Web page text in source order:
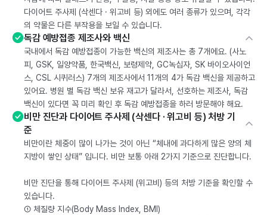
다이어트 주사제 (삭센다 · 위고비 등) 외에도 여러 종류가 있으며, 각각
의 약물은 다른 부작용을 보일 수 있습니다.
독감 예방접종 제조사와 백신
국내에서 독감 예방접종이 가능한 백신의 제조사는 총 7개에요. (사노
피, GSK, 일양약품, 한국백신, 보령제약, GC녹십자, SK 바이오사이언
스, CSL 시퀴러스) 7개의 제조사에서 11개의 4가 독감 백신을 제공하고
있어요. 병원 별 독감 백신 보유 재고가 달라서, 선호하는 제조사, 독감
백신이 있다면 꼭 미리 확인 후 독감 예방접종을 하러 방문해야 해요.
비만 진단과 다이어트 주사제 (삭센다 · 위고비 등) 처방 기
준
비만이란 체중이 많이 나가는 것이 아닌 “체내에 과다하게 많은 양의 체
지방이 쌓인 상태” 입니다. 비만 보통 아래 2가지 기준으로 진단합니다.
비만 진단을 통해 다이어트 주사제 (위고비) 등의 처방 기준을 확인할 수
있습니다.
① 체질량 지수(Body Mass Index, BMI)